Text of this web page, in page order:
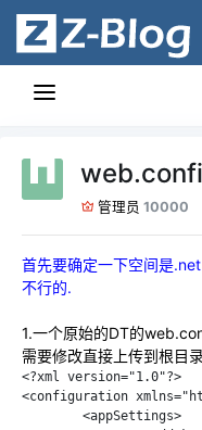
管理员 10000
首先要确定一下空间是
不行的.
1.一个原始的DT的
需要修改直接上传到根目录
<?xml version="1.0"?>
<configuration